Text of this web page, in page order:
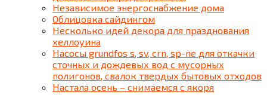
Независимое энергоснабжение дома
Облицовка сайдингом
Несколько идей декора для празднования
хеллоуина
Насосы grundfos s, sv, crn, sp-ne для откачки
сточных и дождевых вод с мусорных
полигонов, свалок твердых бытовых отходов
Настала осень – снимаемся с якоря